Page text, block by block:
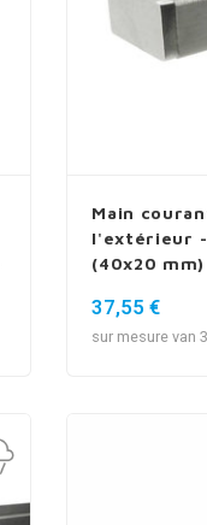
Main
l'extérieur
(40x20 mm)
37,55 €
sur mesure van